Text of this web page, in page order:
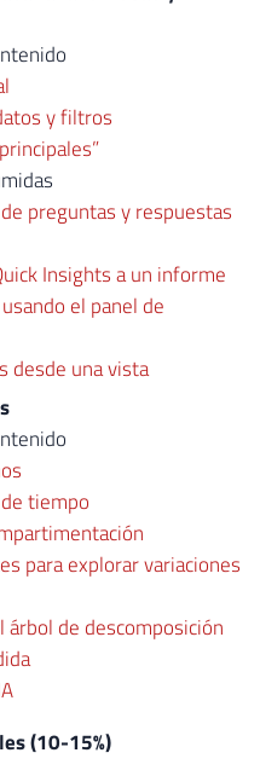
y filtros
preguntas y respuestas
Insights a un informe
el panel de
desde una vista
tiempo
para explorar variaciones
de descomposición
(10-15%)